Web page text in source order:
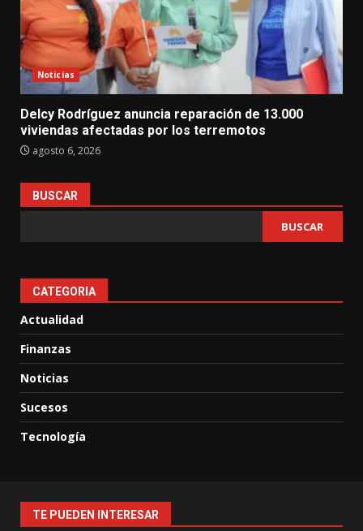
Noticias
Delcy Rodríguez anuncia reparación de 13.000
viviendas afectadas por los terremotos
agosto 6, 2026
BUSCAR
BUSCAR
CATEGORIA
Actualidad
Finanzas
Noticias
Sucesos
Tecnología
TE PUEDEN INTERESAR